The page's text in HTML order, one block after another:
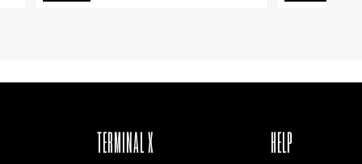
TERMINAL X HELP